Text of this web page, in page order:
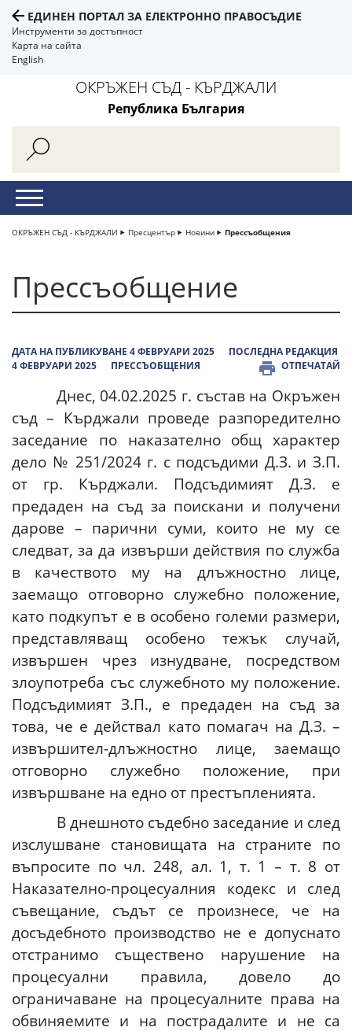
ЕДИНЕН ПОРТАЛ ЗА ЕЛЕКТРОННО ПРАВОСЪДИЕ
Инструменти за достъпност
Карта на сайта
English
ОКРЪЖЕН СЪД - КЪРДЖАЛИ
Република България
ОКРЪЖЕН СЪД - КЪРДЖАЛИ Пресцентър Новини Прессъобщения
Прессъобщение
ДАТА НА ПУБЛИКУВАНЕ 4 ФЕВРУАРИ 2025
ПОСЛЕДНА РЕДАКЦИЯ
4 ФЕВРУАРИ 2025
ПРЕССЪОБЩЕНИЯ ОТПЕЧАТАЙ
Днес, 04.02.2025 г. състав на Окръжен
съд – Кърджали проведе разпоредително
заседание по наказателно общ характер
дело № 251/2024 г. с подсъдими Д.З. и З.П.
от гр. Кърджали. Подсъдимият Д.З. е
предаден на съд за поискани и получени
дарове – парични суми, които не му се
следват, за да извърши действия по служба
в качеството му на длъжностно лице,
заемащо отговорно служебно положение,
като подкупът е в особено големи размери,
представляващ особено тежък случай,
извършен чрез изнудване, посредством
злоупотреба със служебното му положение.
Подсъдимият З.П., е предаден на съд за
това, че е действал като помагач на Д.З. –
извършител-длъжностно лице, заемащо
отговорно служебно положение, при
извършване на едно от престъпленията.
В днешното съдебно заседание и след
изслушване становищата на страните по
въпросите по чл. 248, ал. 1, т. 1 – т. 8 от
Наказателно-процесуалния кодекс и след
съвещание, съдът се произнесе, че на
досъдебното производство не е допуснато
отстранимо съществено нарушение на
процесуални правила, довело до
ограничаване на процесуалните права на
обвиняемите и на пострадалите и не са